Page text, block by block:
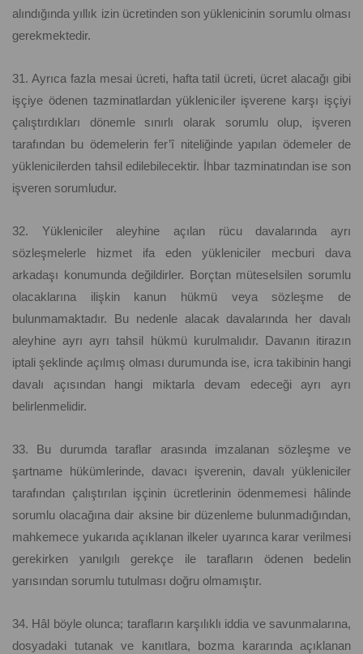
alındığında yıllık izin ücretinden son yüklenicinin sorumlu olması
gerekmektedir.
31. Ayrıca fazla mesai ücreti, hafta tatil ücreti, ücret alacağı gibi
işçiye ödenen tazminatlardan yükleniciler işverene karşı işçiyi
çalıştırdıkları dönemle sınırlı olarak sorumlu olup, işveren
tarafından bu ödemelerin fer’î niteliğinde yapılan ödemeler de
yüklenicilerden tahsil edilebilecektir. İhbar tazminatından ise son
işveren sorumludur.
32. Yükleniciler aleyhine açılan rücu davalarında ayrı
sözleşmelerle hizmet ifa eden yükleniciler mecburi dava
arkadaşı konumunda değildirler. Borçtan müteselsilen sorumlu
olacaklarına ilişkin kanun hükmü veya sözleşme de
bulunmamaktadır. Bu nedenle alacak davalarında her davalı
aleyhine ayrı ayrı tahsil hükmü kurulmalıdır. Davanın itirazın
iptali şeklinde açılmış olması durumunda ise, icra takibinin hangi
davalı açısından hangi miktarla devam edeceği ayrı ayrı
belirlenmelidir.
33. Bu durumda taraflar arasında imzalanan sözleşme ve
şartname hükümlerinde, davacı işverenin, davalı yükleniciler
tarafından çalıştırılan işçinin ücretlerinin ödenmemesi hâlinde
sorumlu olacağına dair aksine bir düzenleme bulunmadığından,
mahkemece yukarıda açıklanan ilkeler uyarınca karar verilmesi
gerekirken yanılgılı gerekçe ile tarafların ödenen bedelin
yarısından sorumlu tutulması doğru olmamıştır.
34. Hâl böyle olunca; tarafların karşılıklı iddia ve savunmalarına,
dosyadaki tutanak ve kanıtlara, bozma kararında açıklanan